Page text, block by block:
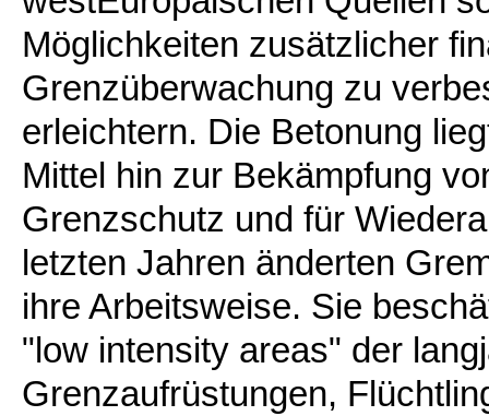
Möglichkeiten zusätzlicher
Grenzüberwachung zu
erleichtern. Die Betonung
Mittel hin zur Bekämpfung
Grenzschutz und für
letzten Jahren änderten
ihre Arbeitsweise. Sie
"low intensity areas" der
Grenzaufrüstungen,